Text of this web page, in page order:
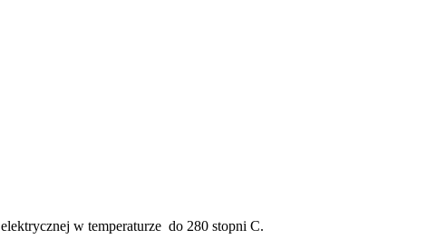
w temperaturze do 280 stopni C.